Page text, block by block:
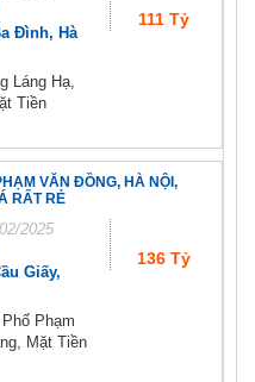
Đình, Hà
111 Tỷ
Láng Hạ,
Tiền
VĂN ĐỒNG, HÀ NỘI,
RẤT RẺ
2025
Giấy,
136 Tỷ
Phạm
Mặt Tiền